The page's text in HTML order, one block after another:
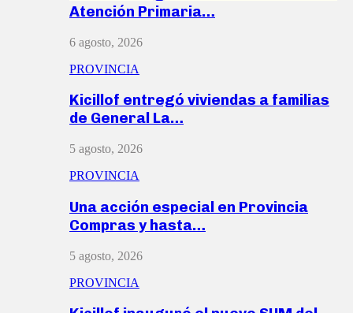
Atención Primaria…
6 agosto, 2026
PROVINCIA
Kicillof entregó viviendas a familias
de General La…
5 agosto, 2026
PROVINCIA
Una acción especial en Provincia
Compras y hasta…
5 agosto, 2026
PROVINCIA